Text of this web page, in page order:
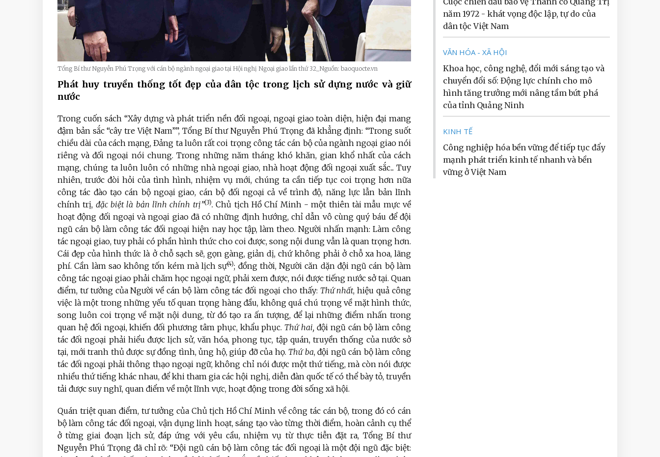
Tổng Bí thư Nguyễn Phú Trọng với cán bộ ngành ngoại giao tại Hội nghị Ngoại giao lần thứ 32_Nguồn: baoquocte.vn
Phát huy truyền thống tốt đẹp của dân tộc trong lịch sử dựng nước và giữ
nước
Trong cuốn sách “Xây dựng và phát triển nền đối ngoại, ngoại giao toàn diện, hiện đại mang
đậm bản sắc “cây tre Việt Nam””, Tổng Bí thư Nguyễn Phú Trọng đã khẳng định: “Trong suốt
chiều dài của cách mạng, Đảng ta luôn rất coi trọng công tác cán bộ của ngành ngoại giao nói
riêng và đối ngoại nói chung. Trong những năm tháng khó khăn, gian khổ nhất của cách
mạng, chúng ta luôn luôn có những nhà ngoại giao, nhà hoạt động đối ngoại xuất sắc... Tuy
nhiên, trước đòi hỏi của tình hình, nhiệm vụ mới, chúng ta cần tiếp tục coi trọng hơn nữa
công tác đào tạo cán bộ ngoại giao, cán bộ đối ngoại cả về trình độ, năng lực lẫn bản lĩnh
chính trị, đặc biệt là bản lĩnh chính trị”(3). Chủ tịch Hồ Chí Minh - một thiên tài mẫu mực về
hoạt động đối ngoại và ngoại giao đã có những định hướng, chỉ dẫn vô cùng quý báu để đội
ngũ cán bộ làm công tác đối ngoại hiện nay học tập, làm theo. Người nhấn mạnh: Làm công
tác ngoại giao, tuy phải có phần hình thức cho coi được, song nội dung vẫn là quan trọng hơn.
Cái đẹp của hình thức là ở chỗ sạch sẽ, gọn gàng, giản dị, chứ không phải ở chỗ xa hoa, lãng
phí. Cần làm sao không tốn kém mà lịch sự(4); đồng thời, Người căn dặn đội ngũ cán bộ làm
công tác ngoại giao phải chăm học ngoại ngữ, phải xem được, nói được tiếng nước sở tại. Quan
điểm, tư tưởng của Người về cán bộ làm công tác đối ngoại cho thấy: Thứ nhất, hiệu quả công
việc là một trong những yếu tố quan trọng hàng đầu, không quá chú trọng về mặt hình thức,
song luôn coi trọng về mặt nội dung, từ đó tạo ra ấn tượng, để lại những điểm nhấn trong
quan hệ đối ngoại, khiến đối phương tâm phục, khẩu phục. Thứ hai, đội ngũ cán bộ làm công
tác đối ngoại phải hiểu được lịch sử, văn hóa, phong tục, tập quán, truyền thống của nước sở
tại, mới tranh thủ được sự đồng tình, ủng hộ, giúp đỡ của họ. Thứ ba, đội ngũ cán bộ làm công
tác đối ngoại phải thông thạo ngoại ngữ, không chỉ nói được một thứ tiếng, mà còn nói được
nhiều thứ tiếng khác nhau, để khi tham gia các hội nghị, diễn đàn quốc tế có thể bày tỏ, truyền
tải được suy nghĩ, quan điểm về một lĩnh vực, hoạt động trong đời sống xã hội.
Quán triệt quan điểm, tư tưởng của Chủ tịch Hồ Chí Minh về công tác cán bộ, trong đó có cán
bộ làm công tác đối ngoại, vận dụng linh hoạt, sáng tạo vào từng thời điểm, hoàn cảnh cụ thể
ở từng giai đoạn lịch sử, đáp ứng với yêu cầu, nhiệm vụ từ thực tiễn đặt ra, Tổng Bí thư
Nguyễn Phú Trọng đã chỉ rõ: “Đội ngũ cán bộ làm công tác đối ngoại là một đội ngũ đặc biệt:
năm 1972 - khát vọng độc lập, tự do của
dân tộc Việt Nam
VĂN HÓA - XÃ HỘI
Khoa học, công nghệ, đổi mới sáng tạo và
chuyển đổi số: Động lực chính cho mô
hình tăng trưởng mới nâng tầm bứt phá
của tỉnh Quảng Ninh
KINH TẾ
Công nghiệp hóa bền vững để tiếp tục đẩy
mạnh phát triển kinh tế nhanh và bền
vững ở Việt Nam